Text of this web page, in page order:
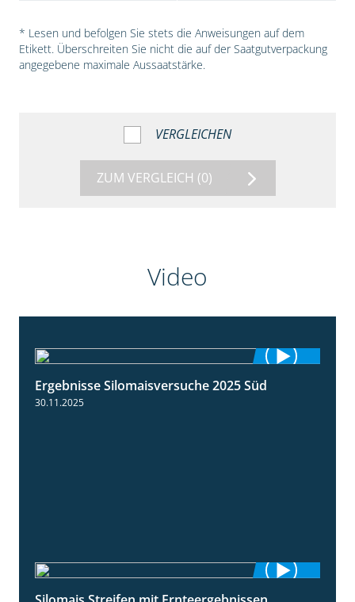
* Lesen und befolgen Sie stets die Anweisungen auf dem
Etikett. Überschreiten Sie nicht die auf der Saatgutverpackung
angegebene maximale Aussaatstärke.
VERGLEICHEN
ZUM VERGLEICH (0)
Video
Ergebnisse Silomaisversuche 2025 Süd
30.11.2025